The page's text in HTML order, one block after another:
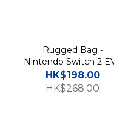
Rugged Bag -
Nintendo Switch 2
皮紋遊戲主機收納包
HK$198.00
HK$268.00